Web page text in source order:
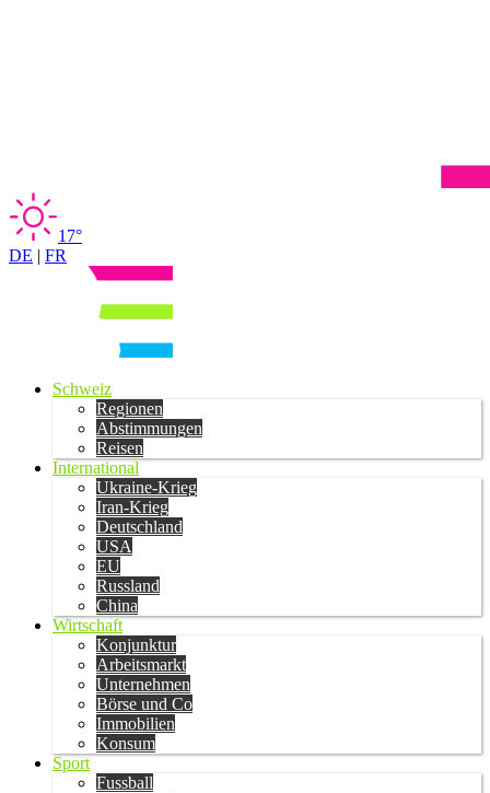
17°
DE | FR
Schweiz
Regionen
Abstimmungen
Reisen
International
Ukraine-Krieg
Iran-Krieg
Deutschland
USA
EU
Russland
China
Wirtschaft
Konjunktur
Arbeitsmarkt
Unternehmen
Börse und Co
Immobilien
Konsum
Sport
Fussball